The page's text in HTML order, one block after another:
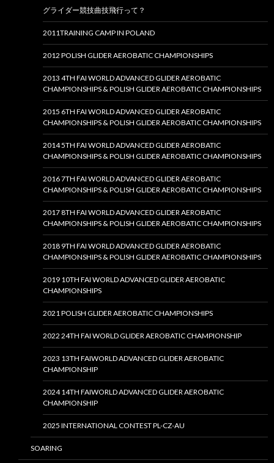
グライダー競技曲技飛行って？
2011TRAINING CAMP IN POLAND
2012 POLISH GLIDER AEROBATIC CHAMPIONSHIPS
2013 4TH FAI WORLD ADVANCED GLIDER AEROBATIC
CHAMPIONSHIPS & POLISH GLIDER AEROBATIC CHAMPIONSHIPS
2015 6TH FAI WORLD ADVANCED GLIDER AEROBATIC
CHAMPIONSHIPS & POLISH GLIDER AEROBATIC CHAMPIONSHIPS
2014 5TH FAI WORLD ADVANCED GLIDER AEROBATIC
CHAMPIONSHIPS & POLISH GLIDER AEROBATIC CHAMPIONSHIPS
2016 7TH FAI WORLD ADVANCED GLIDER AEROBATIC
CHAMPIONSHIPS & POLISH GLIDER AEROBATIC CHAMPIONSHIPS
2017 8TH FAI WORLD ADVANCED GLIDER AEROBATIC
CHAMPIONSHIPS & POLISH GLIDER AEROBATIC CHAMPIONSHIPS
2018 9TH FAI WORLD ADVANCED GLIDER AEROBATIC
CHAMPIONSHIPS & POLISH GLIDER AEROBATIC CHAMPIONSHIPS
2019 10TH FAI WORLD ADVANCED GLIDER AEROBATIC
CHAMPIONSHIPS
2021 POLISH GLIDER AEROBATIC CHAMPIONSHIPS
2022 24TH FAI WORLD GLIDER AEROBATIC CHAMPIONSHIP
2023 13TH FAIWORLD ADVANCED GLIDER AEROBATIC
CHAMPIONSHIP
2024 14TH FAIWORLD ADVANCED GLIDER AEROBATIC
CHAMPIONSHIP
2025 INTERNATIONAL CONTEST PL-CZ-AU
SOARING